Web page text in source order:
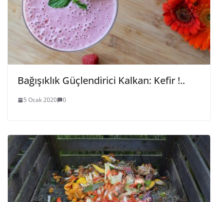
Bağışıklık Güçlendirici Kalkan: Kefir !..
5 Ocak 2020 0